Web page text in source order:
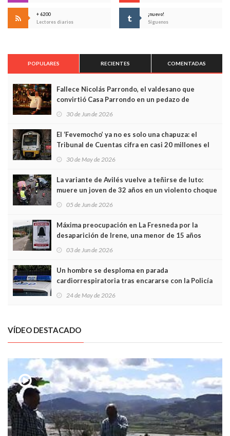
+ 6200
Lectores diarios
¡nuevo!
Síguenos
POPULARES RECIENTES COMENTADAS
Fallece Nicolás Parrondo, el valdesano que
convirtió Casa Parrondo en un pedazo de
Asturias en Madrid
30 de Jun de 2026
El ‘Fevemocho’ ya no es solo una chapuza: el
Tribunal de Cuentas cifra en casi 20 millones el
sobrecoste de los trenes que no cabían por los
30 de May de 2026
La variante de Avilés vuelve a teñirse de luto:
muere un joven de 32 años en un violento choque
frontal
05 de Jun de 2026
Máxima preocupación en La Fresneda por la
desaparición de Irene, una menor de 15 años
03 de Jun de 2026
Un hombre se desploma en parada
cardiorrespiratoria tras encararse con la Policía
Local en Luanco
24 de May de 2026
VÍDEO DESTACADO